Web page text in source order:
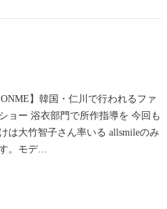
】韓国・仁川で行われるファ
ョー 浴衣部門で所作指導を 今回も
は大竹智子さん率いる allsmileのみ
。モデ…